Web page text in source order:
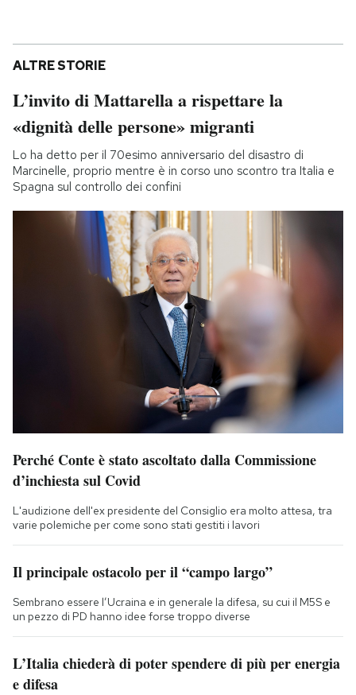
ALTRE STORIE
L’invito di Mattarella a rispettare la
«dignità delle persone» migranti
Lo ha detto per il 70esimo anniversario del disastro di
Marcinelle, proprio mentre è in corso uno scontro tra Italia e
Spagna sul controllo dei confini
Perché Conte è stato ascoltato dalla Commissione
d’inchiesta sul Covid
L'audizione dell'ex presidente del Consiglio era molto attesa, tra
varie polemiche per come sono stati gestiti i lavori
Il principale ostacolo per il “campo largo”
Sembrano essere l’Ucraina e in generale la difesa, su cui il M5S e
un pezzo di PD hanno idee forse troppo diverse
L’Italia chiederà di poter spendere di più per energia
e difesa